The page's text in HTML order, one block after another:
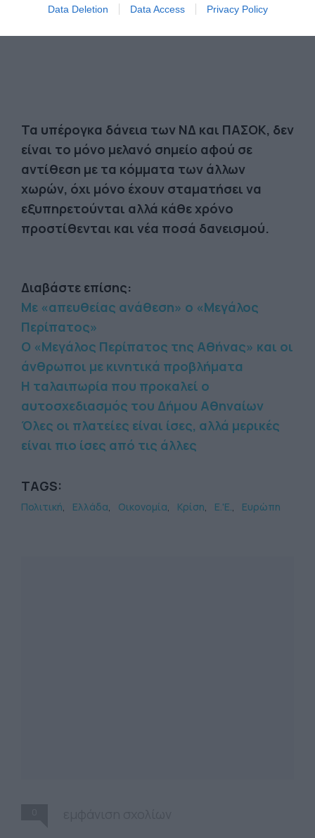
Data Deletion Data Access Privacy Policy
Τα υπέρογκα δάνεια των ΝΔ και ΠΑΣΟΚ, δεν
είναι το μόνο μελανό σημείο αφού σε
αντίθεση με τα κόμματα των άλλων
χωρών, όχι μόνο έχουν σταματήσει να
εξυπηρετούνται αλλά κάθε χρόνο
προστίθενται και νέα ποσά δανεισμού.
Διαβάστε επίσης:
Με «απευθείας ανάθεση» ο «Μεγάλος
Περίπατος»
Ο «Μεγάλος Περίπατος της Αθήνας» και οι
άνθρωποι με κινητικά προβλήματα
Η ταλαιπωρία που προκαλεί ο
αυτοσχεδιασμός του Δήμου Αθηναίων
Όλες οι πλατείες είναι ίσες, αλλά μερικές
είναι πιο ίσες από τις άλλες
TAGS:
Πολιτική Ελλάδα Οικονομία Κρίση Ε.'Ε. Ευρώπη